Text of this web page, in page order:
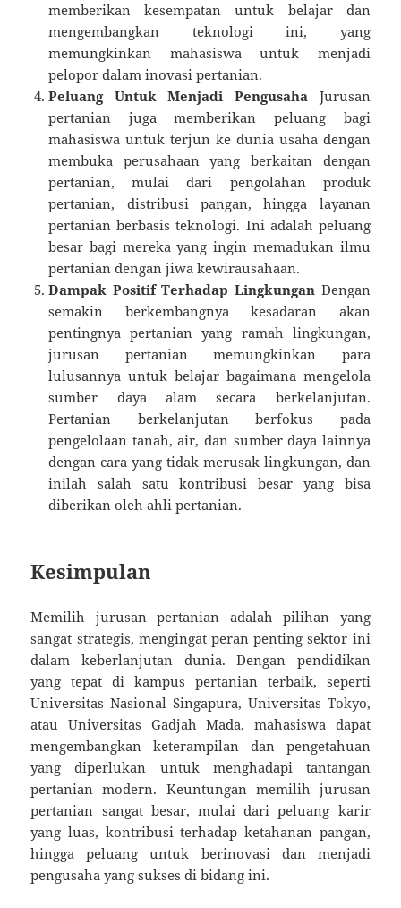
memberikan kesempatan untuk belajar dan
mengembangkan teknologi ini, yang
memungkinkan mahasiswa untuk menjadi
pelopor dalam inovasi pertanian.
Peluang Untuk Menjadi Pengusaha Jurusan
pertanian juga memberikan peluang bagi
mahasiswa untuk terjun ke dunia usaha dengan
membuka perusahaan yang berkaitan dengan
pertanian, mulai dari pengolahan produk
pertanian, distribusi pangan, hingga layanan
pertanian berbasis teknologi. Ini adalah peluang
besar bagi mereka yang ingin memadukan ilmu
pertanian dengan jiwa kewirausahaan.
Dampak Positif Terhadap Lingkungan Dengan
semakin berkembangnya kesadaran akan
pentingnya pertanian yang ramah lingkungan,
jurusan pertanian memungkinkan para
lulusannya untuk belajar bagaimana mengelola
sumber daya alam secara berkelanjutan.
Pertanian berkelanjutan berfokus pada
pengelolaan tanah, air, dan sumber daya lainnya
dengan cara yang tidak merusak lingkungan, dan
inilah salah satu kontribusi besar yang bisa
diberikan oleh ahli pertanian.
Kesimpulan
Memilih jurusan pertanian adalah pilihan yang
sangat strategis, mengingat peran penting sektor ini
dalam keberlanjutan dunia. Dengan pendidikan
yang tepat di kampus pertanian terbaik, seperti
Universitas Nasional Singapura, Universitas Tokyo,
atau Universitas Gadjah Mada, mahasiswa dapat
mengembangkan keterampilan dan pengetahuan
yang diperlukan untuk menghadapi tantangan
pertanian modern. Keuntungan memilih jurusan
pertanian sangat besar, mulai dari peluang karir
yang luas, kontribusi terhadap ketahanan pangan,
hingga peluang untuk berinovasi dan menjadi
pengusaha yang sukses di bidang ini.